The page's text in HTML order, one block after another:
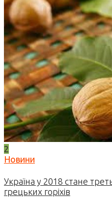
2
Новини
Україна у 2018 стане
грецьких горіхів